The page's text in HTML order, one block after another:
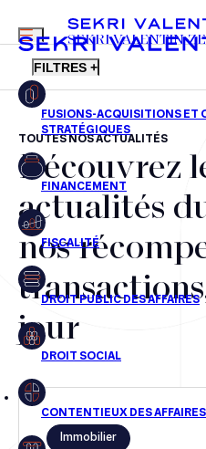
FR EN
MENU
SEKRI VALENTIN
FILTRES +
Fusions-acquisitions et
Financement
Fiscalité
Droit public des affaires
Droit social
Droit immobilier
Restructuring
TOUTES NOS ACTUALITÉS
Découvrez
actualités
nos
jour
Immobilier